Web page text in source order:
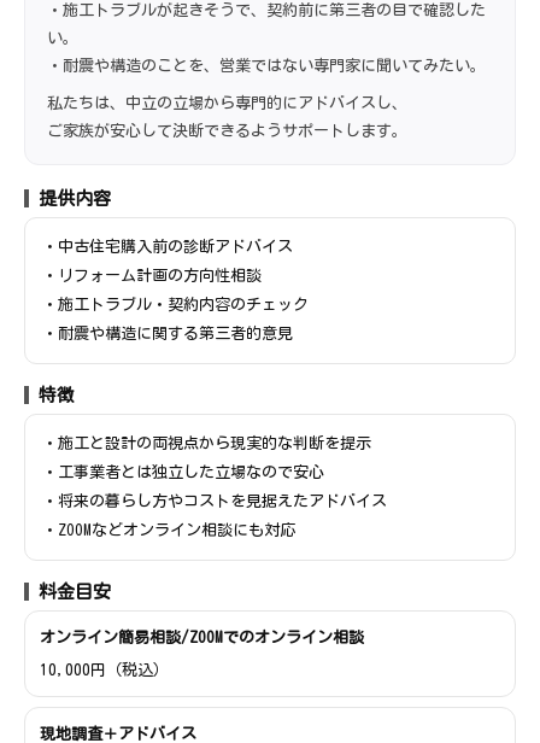
・施工トラブルが起きそうで、契約前に第三者の目で確認した
い。
・耐震や構造のことを、営業ではない専門家に聞いてみたい。
私たちは、中立の立場から専門的にアドバイスし、
ご家族が安心して決断できるようサポートします。
提供内容
・中古住宅購入前の診断アドバイス
・リフォーム計画の方向性相談
・施工トラブル・契約内容のチェック
・耐震や構造に関する第三者的意見
特徴
・施工と設計の両視点から現実的な判断を提示
・工事業者とは独立した立場なので安心
・将来の暮らし方やコストを見据えたアドバイス
・ZOOMなどオンライン相談にも対応
料金目安
オンライン簡易相談/ZOOMでのオンライン相談
10,000円（税込）
現地調査＋アドバイス